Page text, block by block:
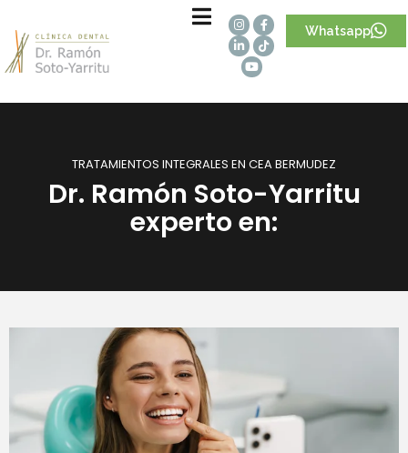
Whatsapp
TRATAMIENTOS INTEGRALES EN CEA BERMUDEZ
Dr. Ramón Soto-Yarritu
experto en: